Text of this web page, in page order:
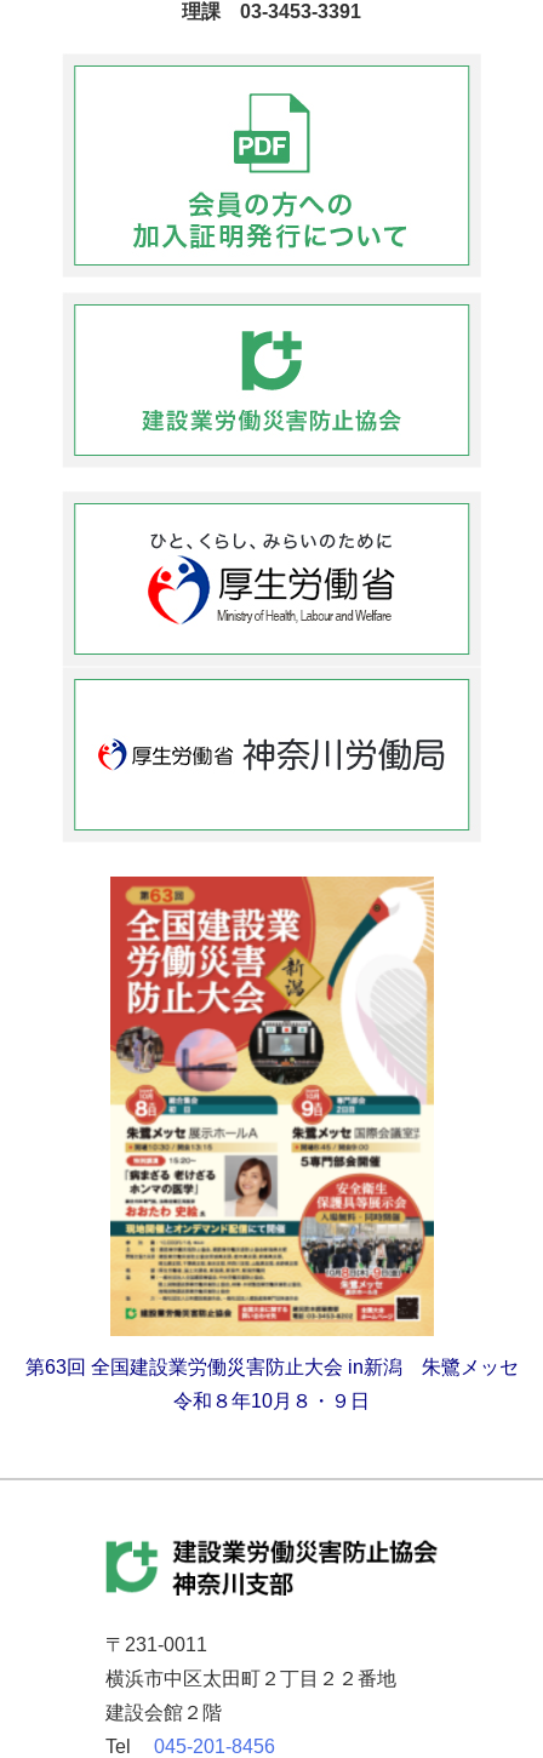
理課 03-3453-3391
第63回 全国建設業労働災害防止大会 in新潟 朱鷺メッセ
令和８年10月８・９日
〒231-0011
横浜市中区太田町２丁目２２番地
建設会館２階
Tel
045-201-8456